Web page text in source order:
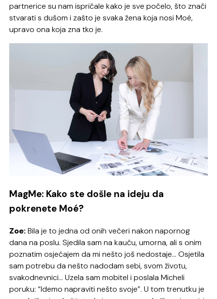
partnerice su nam ispričale kako je sve počelo, što znači
stvarati s dušom i zašto je svaka žena koja nosi Moé,
upravo ona koja zna tko je.
MagMe: Kako ste došle na ideju da
pokrenete Moé?
Zoe:Bila je to jedna od onih večeri nakon napornog
dana na poslu. Sjedila sam na kauču, umorna, ali s onim
poznatim osjećajem da mi nešto još nedostaje… Osjetila
sam potrebu da nešto nadodam sebi, svom životu,
svakodnevnici… Uzela sam mobitel i poslala Micheli
poruku: “Idemo napraviti nešto svoje”. U tom trenutku je